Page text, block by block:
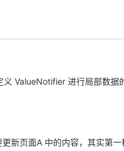
ValueNotifier 进行局部数据
新页面A 中的内容，其实第一